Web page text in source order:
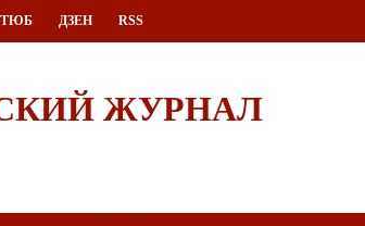
ДЗЕН RSS
ЖУРНАЛ